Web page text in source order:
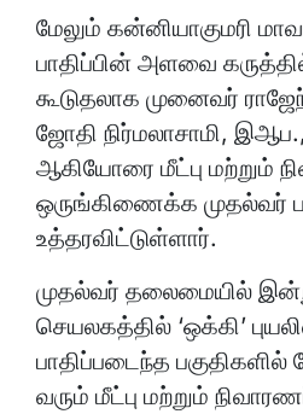
மேலும் கன்னியாகுமரி
பாதிப்பின் அளவை
கூடுதலாக முனைவர்
ஜோதி நிர்மலாசாமி,
ஆகியோரை மீட்பு மற்றும்
ஒருங்கிணைக்க முதல்வர்
உத்தரவிட்டுள்ளார்.
முதல்வர் தலைமையில்
செயலகத்தில் ‘ஒக்கி’
பாதிப்படைந்த
வரும் மீட்பு மற்றும்